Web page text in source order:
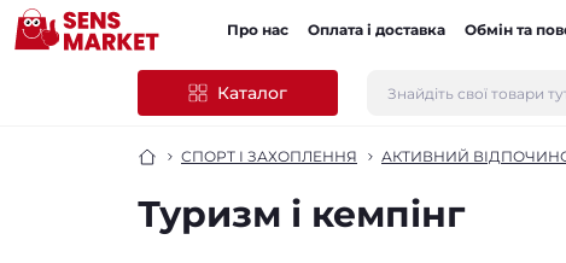
Про нас Оплата і доставка Обмін та
Каталог
СПОРТ І ЗАХОПЛЕННЯ АКТИВНИЙ
Туризм і кемпінг